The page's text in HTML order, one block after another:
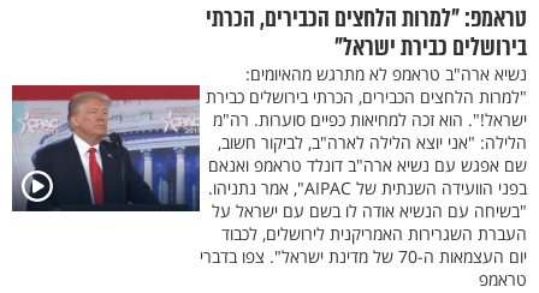
טראמפ: "למרות הלחצים הכבירים, הכרתי
בירושלים כבירת ישראל"
נשיא ארה"ב טראמפ לא מתרגש מהאיומים:
"למרות הלחצים הכבירים, הכרתי בירושלים כבירת
ישראל!". הוא זכה למחיאות כפיים סוערות. רה"מ
הלילה: "אני יוצא הלילה לארה"ב, לביקור חשוב,
שם אפגש עם נשיא ארה"ב דונלד טראמפ ואנאם
בפני הוועידה השנתית של AIPAC", אמר נתניהו.
"בשיחה עם הנשיא אודה לו בשם עם ישראל על
העברת השגרירות האמריקנית לירושלים, לכבוד
יום העצמאות ה-70 של מדינת ישראל". צפו בדברי
טראמפ